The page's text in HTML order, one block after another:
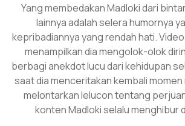
Yang membedakan Madloki dari
lainnya adalah selera humornya
kepribadiannya yang rendah hati.
menampilkan dia mengolok-olok
berbagi anekdot lucu dari kehidupan
saat dia menceritakan kembali
melontarkan lelucon tentang
konten Madloki selalu menghibur